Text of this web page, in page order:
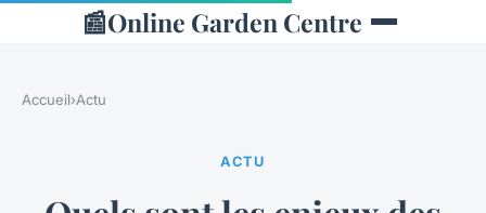
📰Online Garden Centre
Accueil›Actu
ACTU